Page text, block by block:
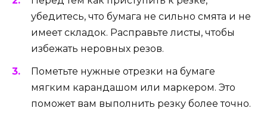
убедитесь, что бумага не сильно смята и не
имеет складок. Расправьте листы, чтобы
избежать неровных резов.
Пометьте нужные отрезки на бумаге
мягким карандашом или маркером. Это
поможет вам выполнить резку более точно.